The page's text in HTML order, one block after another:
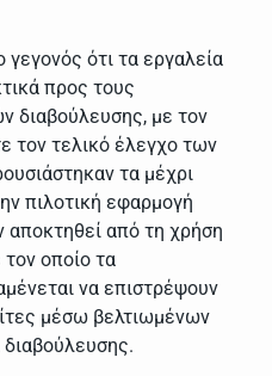
γεγονός ότι τα εργαλεία
προς τους
διαβούλευσης, με τον
τον τελικό έλεγχο των
τα μέχρι
πιλοτική εφαρμογή
αποκτηθεί από τη χρήση
οποίο τα
να επιστρέψουν
μέσω βελτιωμένων